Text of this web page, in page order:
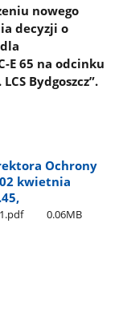
nowego
decyzji o
E 65 na odcinku
Bydgoszcz”.
Ochrony
kwietnia
0.06MB